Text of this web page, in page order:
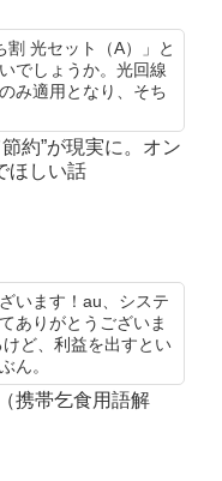
光セット（A）」と
でしょうか。光回線
み適用となり、そち
約”が現実に。オン
ほしい話
います！au、システ
ありがとうございま
ど、利益を出すとい
ん。
携帯乞食用語解